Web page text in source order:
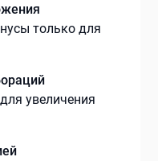
только для
увеличения